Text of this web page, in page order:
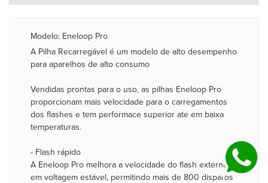
Modelo: Eneloop Pro
A Pilha Recarregável é um modelo de alto desempenho
para aparelhos de alto consumo
Vendidas prontas para o uso, as pilhas Eneloop Pro
proporcionam mais velocidade para o carregamentos
dos flashes e tem performace superior ate em baixa
temperaturas.
- Flash rápido
A Eneloop Pro melhora a velocidade do flash externo
em voltagem estável, permitindo mais de 800 disparos